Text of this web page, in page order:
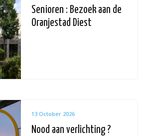
Senioren : Bezoek aan de
Oranjestad Diest
13 October 2026
Nood aan verlichting ?